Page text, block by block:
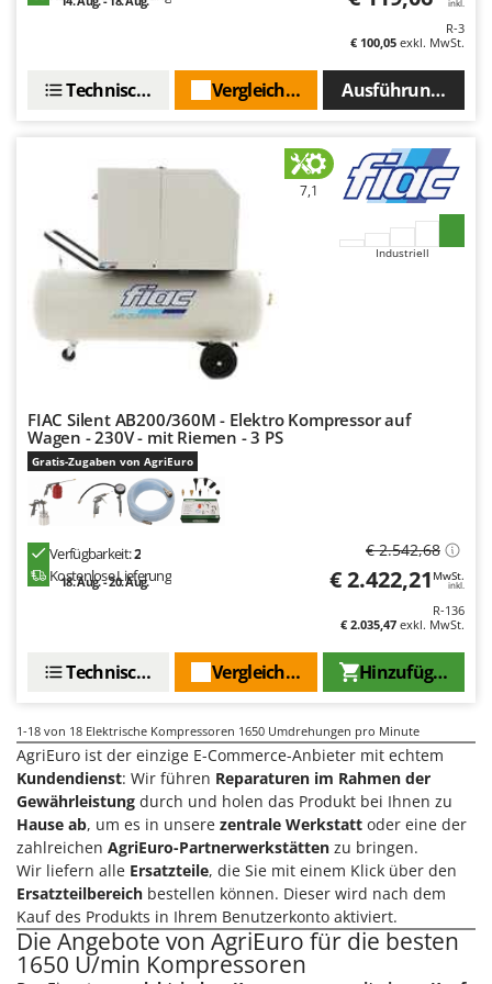
inkl.
R-3
€ 100,05 exkl. MwSt.
Ausführungen(3)
Vergleichen Sie
Technische Daten
7,1
Industriell
FIAC Silent AB200/360M - Elektro Kompressor auf
Wagen - 230V - mit Riemen - 3 PS
Gratis-Zugaben von AgriEuro
Verfügbarkeit:2
Kostenlose Lieferung
18. Aug. - 20. Aug.
€ 2.542,68
€ 2.422,21 MwSt.
inkl.
R-136
€ 2.035,47 exkl. MwSt.
Hinzufügen
Vergleichen Sie
Technische Daten
1-18 von 18 Elektrische Kompressoren 1650 Umdrehungen pro Minute
AgriEuro ist der einzige E-Commerce-Anbieter mit echtem
Kundendienst: Wir führen Reparaturen im Rahmen der
Gewährleistung durch und holen das Produkt bei Ihnen zu
Hause ab, um es in unsere zentrale Werkstatt oder eine der
zahlreichen AgriEuro-Partnerwerkstätten zu bringen.
Wir liefern alle Ersatzteile, die Sie mit einem Klick über den
Ersatzteilbereich bestellen können. Dieser wird nach dem
Kauf des Produkts in Ihrem Benutzerkonto aktiviert.
Die Angebote von AgriEuro für die besten
1650 U/min Kompressoren